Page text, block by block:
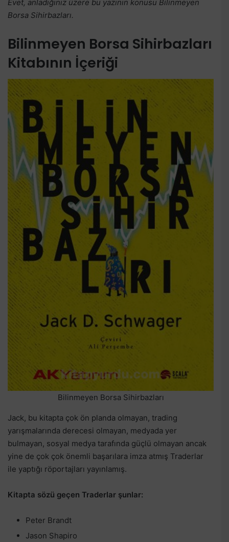
Evet, anladığınız üzere bu yazının konusu Bilinmeyen
Borsa Sihirbazları.
Bilinmeyen Borsa Sihirbazları
Kitabının İçeriği
Bilinmeyen Borsa Sihirbazları
Jack, bu kitapta çok ön planda olmayan, trading
yarışmalarında derecesi olmayan, medyada yer
bulmayan, sosyal medya tarafında güçlü olmayan ancak
yine de çok çok önemli başarılara imza atmış Traderlar
ile yaptığı röportajları yayınlamış.
Kitapta sözü geçen Traderlar şunlar:
Peter Brandt
Jason Shapiro